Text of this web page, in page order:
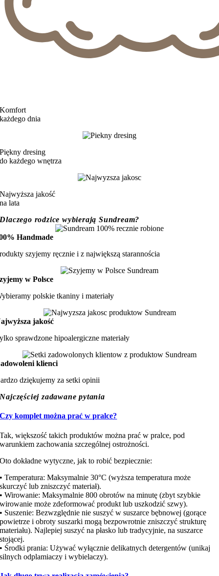
Komfort
każdego dnia
Piękny dresing
do każdego wnętrza
Najwyższa jakość
na lata
Dlaczego rodzice wybierają Sundream?
Handmade
szyjemy ręcznie i z największą starannościa
w Polsce
polskie tkaniny i materiały
jakość
sprawdzone hipoalergiczne materiały
klienci
dziękujemy za setki opinii
Najczęściej zadawane pytania
Czy komplet można prać w pralce?
Tak, większość takich produktów można prać w pralce, pod
warunkiem zachowania szczególnej ostrożności.
Oto dokładne wytyczne, jak to robić bezpiecznie:
• Temperatura: Maksymalnie 30°C (wyższa temperatura może
skurczyć lub zniszczyć materiał).
• Wirowanie: Maksymalnie 800 obrotów na minutę (zbyt szybkie
wirowanie może zdeformować produkt lub uszkodzić szwy).
• Suszenie: Bezwzględnie nie suszyć w suszarce bębnowej (gorące
powietrze i obroty suszarki mogą bezpowrotnie zniszczyć strukturę
materiału). Najlepiej suszyć na płasko lub tradycyjnie, na suszarce
stojącej.
• Środki prania: Używać wyłącznie delikatnych detergentów (unikaj
silnych odplamiaczy i wybielaczy).